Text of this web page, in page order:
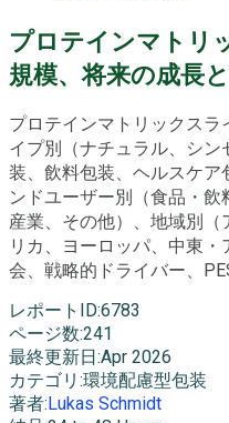
プロテインマトリ
規模、将来の成長
プロテインマトリックスラ
イプ別（ナチュラル、シ
装、飲料包装、ヘルスケ
ンドユーザー別（食品・
産業、その他）、地域別（
リカ、ヨーロッパ、中東
会、戦略的ドライバー、
レポートID:6783
ページ数:241
最終更新日 :Apr 2026
カテゴリ :環境配慮型包装
著者: Lukas Schmidt